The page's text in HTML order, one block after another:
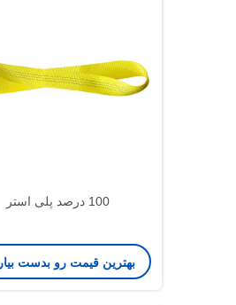
100 درصد پلی استر
بهترین قیمت رو بدست بیار